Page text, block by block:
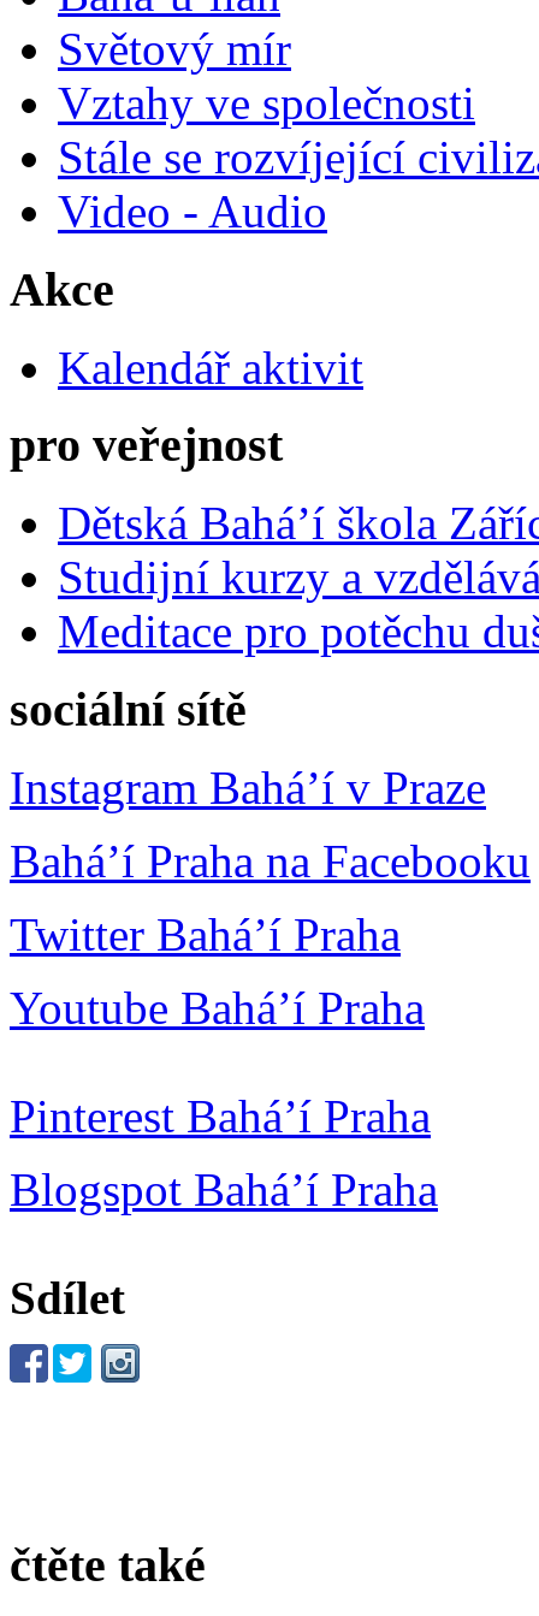
Světový mír
Vztahy ve společnosti
Stále se rozvíjející
Video - Audio
Akce
Kalendář aktivit
pro veřejnost
Dětská Bahá’í škola
Studijní kurzy a
Meditace pro potěchu
sociální sítě
Instagram Bahá’í v Praze
Bahá’í Praha na Facebooku
Twitter Bahá’í Praha
Youtube Bahá’í Praha
Pinterest Bahá’í Praha
Blogspot Bahá’í Praha
Sdílet
čtěte také